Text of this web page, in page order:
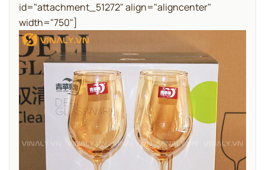
id="attachment_51272" align="aligncenter"
width="750"]